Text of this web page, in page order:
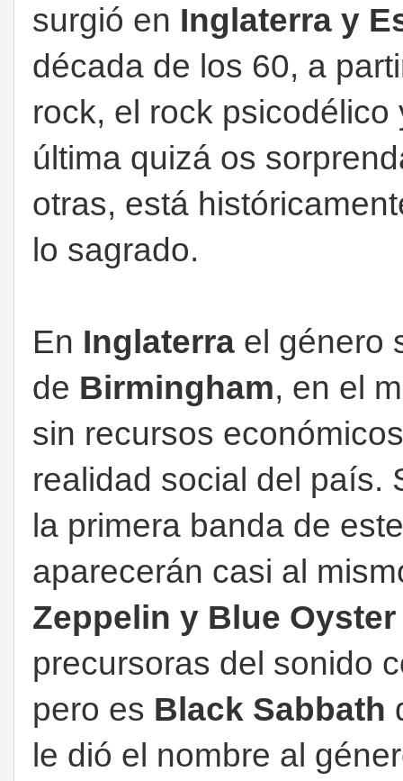
surgió en Inglaterra y
década de los 60, a
rock, el rock
última quizá os
otras, está
lo sagrado.
En Inglaterra el género
de Birmingham, en el
sin recursos
realidad social del país.
la primera banda de
aparecerán casi al
Zeppelin y Blue
precursoras del sonido
pero es Black Sabbath
le dió el nombre al